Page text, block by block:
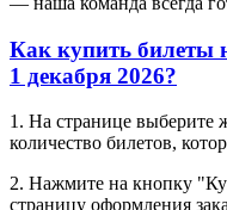
Как купить билеты
1 декабря 2026?
1. На странице выберите
количество билетов,
2. Нажмите на кнопку
страницу оформления